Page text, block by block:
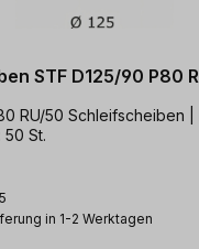
STF D125/90 P80
RU/50 Schleifscheiben |
50 St.
in 1-2 Werktagen